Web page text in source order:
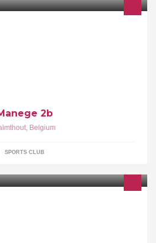
2b
, Belgium
SPORTS CLUB